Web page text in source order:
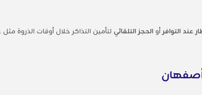
عند التوافر أو الحجز التلقائي لتأمين التذاكر خلال أوقات الذروة مثل
أصفهان